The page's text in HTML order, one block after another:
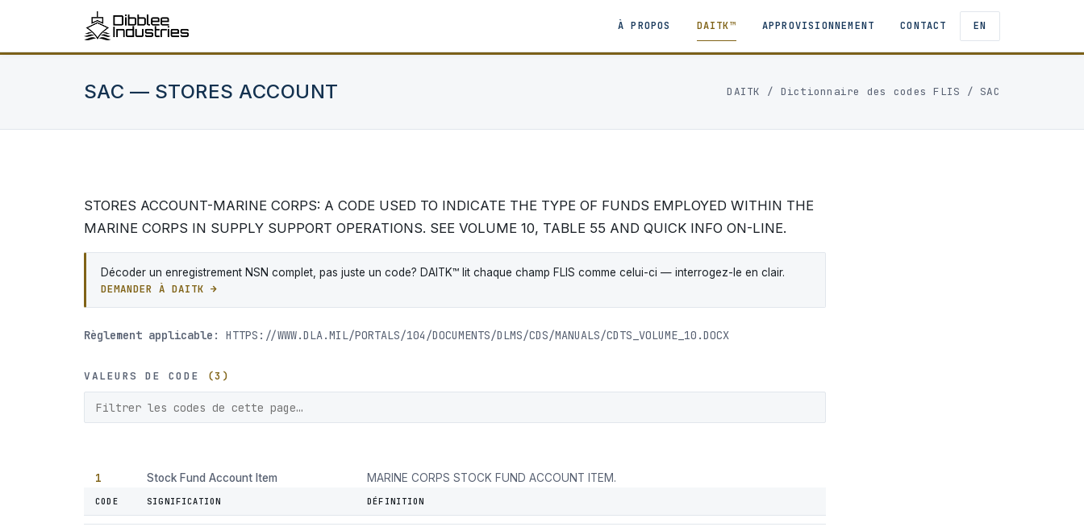
À PROPOS DAITK™ APPROVISIONNEMENT CONTACT EN
SAC — STORES ACCOUNT DAITK / Dictionnaire des codes FLIS / SAC
STORES ACCOUNT-MARINE CORPS: A CODE USED TO INDICATE THE TYPE OF FUNDS EMPLOYED WITHIN THE
MARINE CORPS IN SUPPLY SUPPORT OPERATIONS. SEE VOLUME 10, TABLE 55 AND QUICK INFO ON-LINE.
Décoder un enregistrement NSN complet, pas juste un code? DAITK™ lit chaque champ FLIS comme celui-ci — interrogez-le en clair.
DEMANDER À DAITK →
Règlement applicable: HTTPS://WWW.DLA.MIL/PORTALS/104/DOCUMENTS/DLMS/CDS/MANUALS/CDTS_VOLUME_10.DOCX
VALEURS DE CODE (3)
CODE SIGNIFICATION DÉFINITION
1 Stock Fund Account Item MARINE CORPS STOCK FUND ACCOUNT ITEM.
2 Stores Account Secondary Items MARINE CORPS APPROPRIATION STORES ACCOUNT SECONDARY ITEMS.